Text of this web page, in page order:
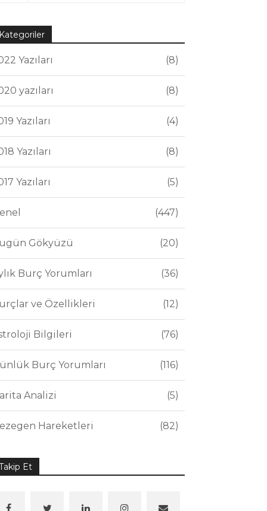
Kategoriler
Yazıları 8
yazıları 8
Yazıları 4
Yazıları 8
Yazıları 5
447
Gökyüzü 20
Burç Yorumları 36
ve Özellikleri 12
Bilgileri 76
Burç Yorumları 116
Analizi 5
Hareketleri 82
Et